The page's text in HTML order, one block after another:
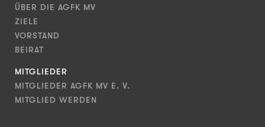
ÜBER DIE AGFK MV
ZIELE
VORSTAND
BEIRAT
MITGLIEDER
MITGLIEDER AGFK MV E. V.
MITGLIED WERDEN